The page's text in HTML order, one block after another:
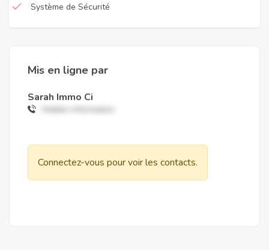
Système de Sécurité
Mis en ligne par
Sarah Immo Ci
Hidden information
Connectez-vous pour voir les contacts.